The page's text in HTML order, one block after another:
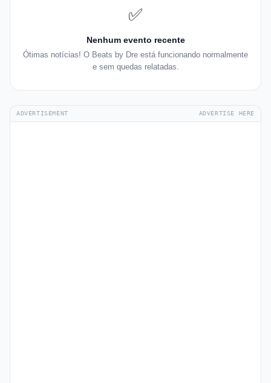
✅
Nenhum evento recente
Ótimas notícias! O Beats by Dre está funcionando normalmente
e sem quedas relatadas.
ADVERTISEMENT ADVERTISE HERE